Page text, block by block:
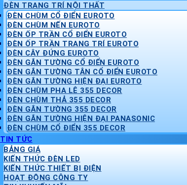
ĐÈN TRANG TRÍ NỘI THẤT
ĐÈN CHÙM CỔ ĐIỂN EUROTO
ĐÈN CHÙM NẾN EUROTO
ĐÈN ỐP TRẦN CỔ ĐIỂN EUROTO
ĐÈN ỐP TRẦN TRANG TRÍ EUROTO
ĐÈN CÂY ĐỨNG EUROTO
ĐÈN GẮN TƯỜNG CỔ ĐIỂN EUROTO
ĐÈN GẮN TƯỜNG TÂN CỔ ĐIỂN EUROTO
ĐÈN GẮN TƯỜNG HIỆN ĐẠI EUROTO
ĐÈN CHÙM PHA LÊ 355 DECOR
ĐÈN CHÙM THẢ 355 DECOR
ĐÈN GẮN TƯỜNG 355 DECOR
ĐÈN GẮN TƯỜNG HIỆN ĐẠI PANASONIC
ĐÈN CHÙM CỔ ĐIỂN 355 DECOR
TIN TỨC
BẢNG GIÁ
KIẾN THỨC ĐÈN LED
KIẾN THỨC THIẾT BỊ ĐIỆN
HOẠT ĐỘNG CÔNG TY